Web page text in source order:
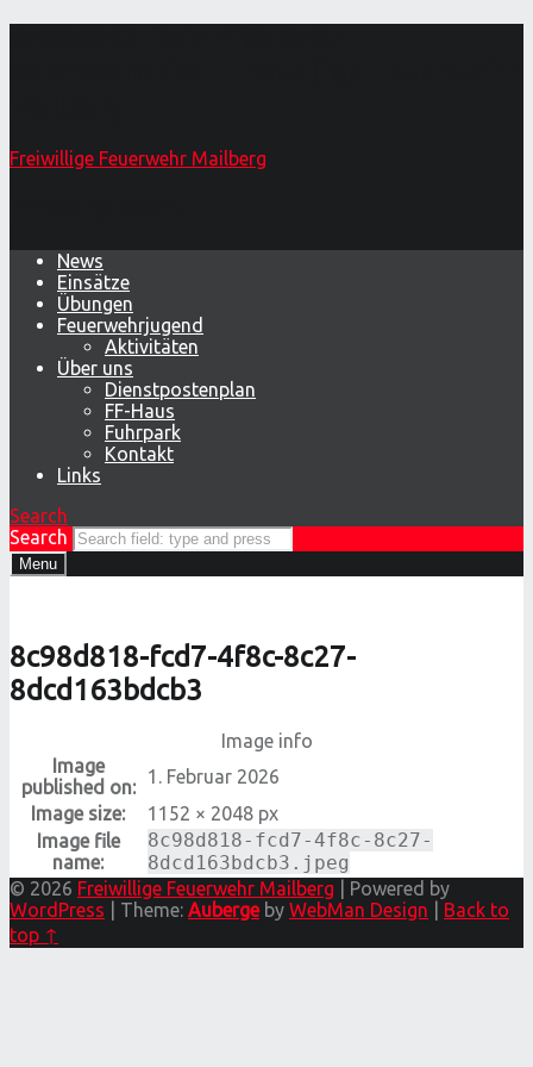
Freiwillige Feuerwehr Mailberg
News
Einsätze
Übungen
Feuerwehrjugend
Aktivitäten
Über uns
Dienstpostenplan
FF-Haus
Fuhrpark
Kontakt
Links
Search
Search
Menu
8c98d818-fcd7-4f8c-8c27-
8dcd163bdcb3
Image info
Image
published on:
1. Februar 2026
Image size:
1152 × 2048 px
Image file
name:
8c98d818-fcd7-4f8c-8c27-
8dcd163bdcb3.jpeg
© 2026 Freiwillige Feuerwehr Mailberg
Powered by
WordPress
Theme: Aubergeby WebMan Design
Back to
top ↑